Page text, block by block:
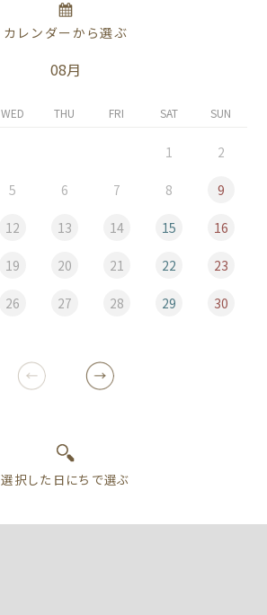
カレンダーから選ぶ
08月
WED THU FRI SAT SUN
1 2
5 6 7 8 9
12 13 14 15 16
19 20 21 22 23
26 27 28 29 30